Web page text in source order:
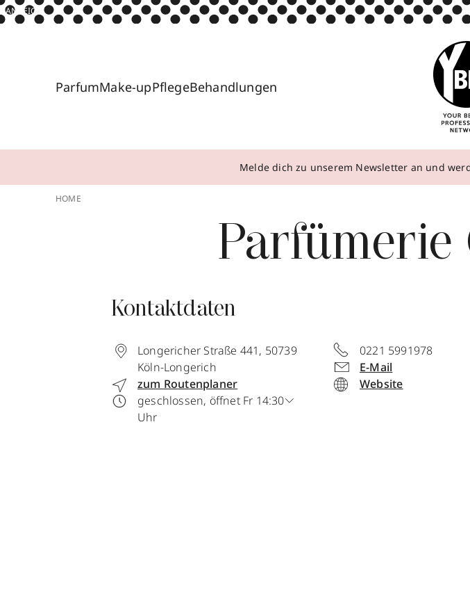
ANZEIGE
ParfumMake-upPflegeBehandlungen
Melde dich zu unserem Newsletter an und
HOME
Parfümerie
Kontaktdaten
Longericher Straße 441, 50739
Köln-Longerich
zum Routenplaner
geschlossen, öffnet Fr 14:30
Uhr
0221 5991978
E-Mail
Website